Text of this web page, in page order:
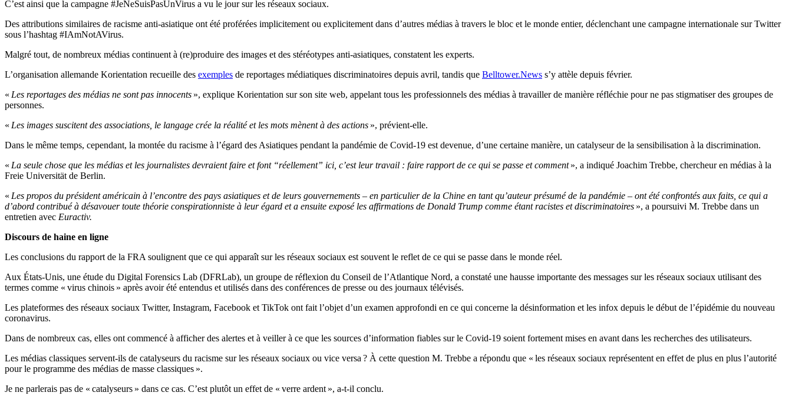
C’est ainsi que la campagne #JeNeSuisPasUnVirus a vu le jour sur les réseaux sociaux.
Des attributions similaires de racisme anti-asiatique ont été proférées implicitement ou explicitement dans d’autres médias à travers le bloc et le monde entier, déclenchant une campagne internationale sur Twitter
sous l’hashtag #IAmNotAVirus.
Malgré tout, de nombreux médias continuent à (re)produire des images et des stéréotypes anti-asiatiques, constatent les experts.
L’organisation allemande Korientation recueille des exemples de reportages médiatiques discriminatoires depuis avril, tandis que Belltower.News s’y attèle depuis février.
« Les reportages des médias ne sont pas innocents », explique Korientation sur son site web, appelant tous les professionnels des médias à travailler de manière réfléchie pour ne pas stigmatiser des groupes de
personnes.
« Les images suscitent des associations, le langage crée la réalité et les mots mènent à des actions », prévient-elle.
Dans le même temps, cependant, la montée du racisme à l’égard des Asiatiques pendant la pandémie de Covid-19 est devenue, d’une certaine manière, un catalyseur de la sensibilisation à la discrimination.
« La seule chose que les médias et les journalistes devraient faire et font “réellement” ici, c’est leur travail : faire rapport de ce qui se passe et comment», a indiqué Joachim Trebbe, chercheur en médias à la
Freie Universität de Berlin.
« Les propos du président américain à l’encontre des pays asiatiques et de leurs gouvernements – en particulier de la Chine en tant qu’auteur présumé de la pandémie – ont été confrontés aux faits, ce qui a
d’abord contribué à désavouer toute théorie conspirationniste à leur égard et a ensuite exposé les affirmations de Donald Trump comme étant racistes et discriminatoires », a poursuivi M. Trebbe dans un
entretien avec Euractiv.
Discours de haine en ligne
Les conclusions du rapport de la FRA soulignent que ce qui apparaît sur les réseaux sociaux est souvent le reflet de ce qui se passe dans le monde réel.
Aux États-Unis, une étude du Digital Forensics Lab (DFRLab), un groupe de réflexion du Conseil de l’Atlantique Nord, a constaté une hausse importante des messages sur les réseaux sociaux utilisant des
termes comme « virus chinois » après avoir été entendus et utilisés dans des conférences de presse ou des journaux télévisés.
Les plateformes des réseaux sociaux Twitter, Instagram, Facebook et TikTok ont fait l’objet d’un examen approfondi en ce qui concerne la désinformation et les infox depuis le début de l’épidémie du nouveau
coronavirus.
Dans de nombreux cas, elles ont commencé à afficher des alertes et à veiller à ce que les sources d’information fiables sur le Covid-19 soient fortement mises en avant dans les recherches des utilisateurs.
Les médias classiques servent-ils de catalyseurs du racisme sur les réseaux sociaux ou vice versa ? À cette question M. Trebbe a répondu que « les réseaux sociaux représentent en effet de plus en plus l’autorité
pour le programme des médias de masse classiques ».
Je ne parlerais pas de « catalyseurs » dans ce cas. C’est plutôt un effet de « verre ardent », a-t-il conclu.